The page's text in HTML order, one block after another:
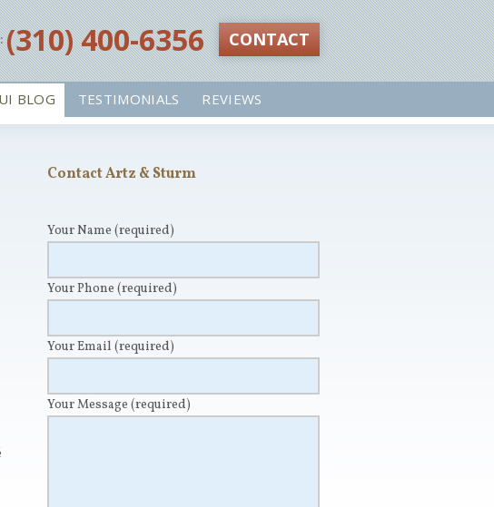
‪(310) 400-6356‬ CONTACT
BLOG TESTIMONIALS REVIEWS
Contact Artz & Sturm
Your Name (required)
Your Phone (required)
Your Email (required)
Your Message (required)